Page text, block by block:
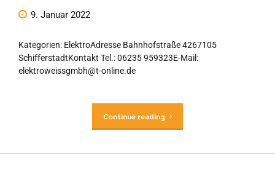
9. Januar 2022
Kategorien: ElektroAdresse Bahnhofstraße 4267105
SchifferstadtKontakt Tel.: 06235 959323E-Mail:
elektroweissgmbh@t-online.de
Continue reading